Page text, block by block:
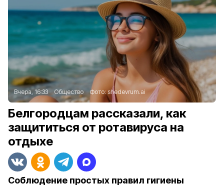
Вчера, 16:33 Общество Фото:shedevrum.ai
Белгородцам рассказали, как
защититься от ротавируса на
отдыхе
Соблюдение простых правил гигиены